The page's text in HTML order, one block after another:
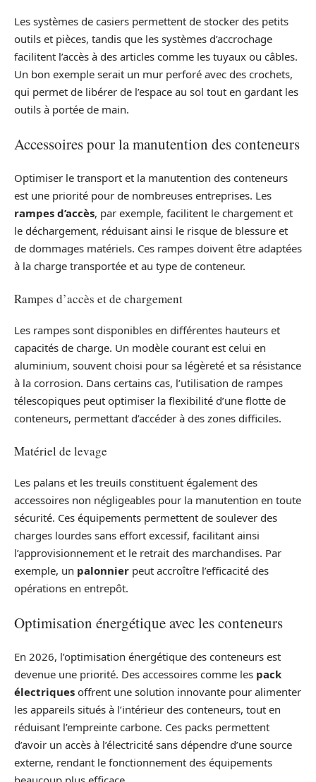
Les systèmes de casiers permettent de stocker des petits
outils et pièces, tandis que les systèmes d’accrochage
facilitent l’accès à des articles comme les tuyaux ou câbles.
Un bon exemple serait un mur perforé avec des crochets,
qui permet de libérer de l’espace au sol tout en gardant les
outils à portée de main.
Accessoires pour la manutention des conteneurs
Optimiser le transport et la manutention des conteneurs
est une priorité pour de nombreuses entreprises. Les
rampes d’accès, par exemple, facilitent le chargement et
le déchargement, réduisant ainsi le risque de blessure et
de dommages matériels. Ces rampes doivent être adaptées
à la charge transportée et au type de conteneur.
Rampes d’accès et de chargement
Les rampes sont disponibles en différentes hauteurs et
capacités de charge. Un modèle courant est celui en
aluminium, souvent choisi pour sa légèreté et sa résistance
à la corrosion. Dans certains cas, l’utilisation de rampes
télescopiques peut optimiser la flexibilité d’une flotte de
conteneurs, permettant d’accéder à des zones difficiles.
Matériel de levage
Les palans et les treuils constituent également des
accessoires non négligeables pour la manutention en toute
sécurité. Ces équipements permettent de soulever des
charges lourdes sans effort excessif, facilitant ainsi
l’approvisionnement et le retrait des marchandises. Par
exemple, un palonnier peut accroître l’efficacité des
opérations en entrepôt.
Optimisation énergétique avec les conteneurs
En 2026, l’optimisation énergétique des conteneurs est
devenue une priorité. Des accessoires comme les pack
électriques offrent une solution innovante pour alimenter
les appareils situés à l’intérieur des conteneurs, tout en
réduisant l’empreinte carbone. Ces packs permettent
d’avoir un accès à l’électricité sans dépendre d’une source
externe, rendant le fonctionnement des équipements